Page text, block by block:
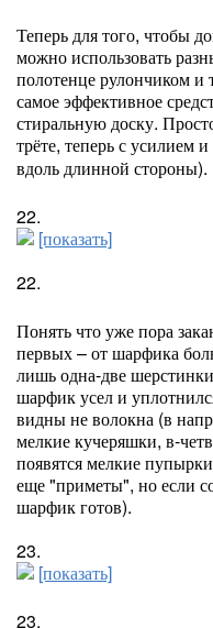
Теперь для того, чтобы
можно использовать
полотенце рулончиком и
самое эффективное
стиральную доску.
трёте, теперь с усилием
вдоль длинной стороны).
22.
[показать]
22.
Понять что уже пора
первых – от шарфика
лишь одна-две
шарфик усел и
видны не волокна (в
мелкие кучеряшки, в-
появятся мелкие
еще "приметы", но если
шарфик готов).
23.
[показать]
23.